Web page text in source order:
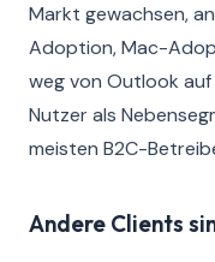
Markt gewachsen,
Adoption, Mac-
weg von Outlook
Nutzer als
meisten B2C-
Andere Clients